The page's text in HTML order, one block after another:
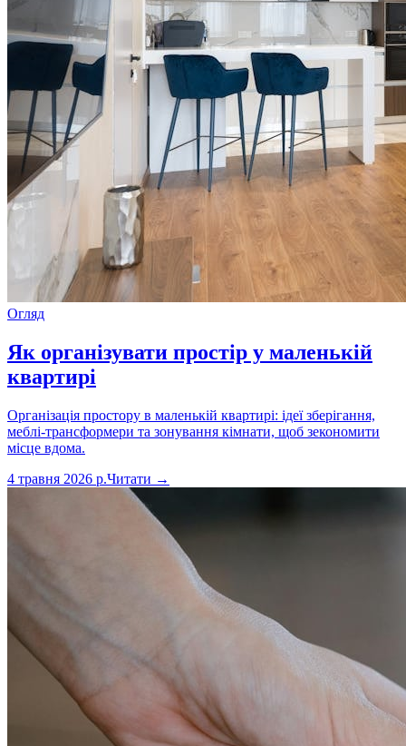
Огляд
Як організувати простір у маленькій
квартирі
Організація простору в маленькій квартирі: ідеї зберігання,
меблі-трансформери та зонування кімнати, щоб зекономити
місце вдома.
4 травня 2026 р.Читати →